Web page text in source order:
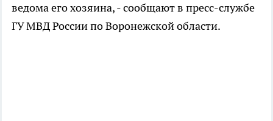
ведома его хозяина, - сообщают в пресс-службе
ГУ МВД России по Воронежской области.